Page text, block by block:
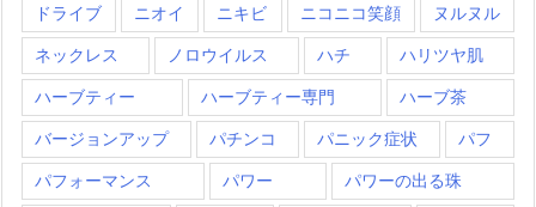
ドライブ ニオイ ニキビ ニコニコ笑顔 ヌルヌル
ネックレス ノロウイルス ハチ ハリツヤ肌
ハーブティー ハーブティー専門 ハーブ茶
バージョンアップ パチンコ パニック症状 パフ
パフォーマンス パワー パワーの出る珠